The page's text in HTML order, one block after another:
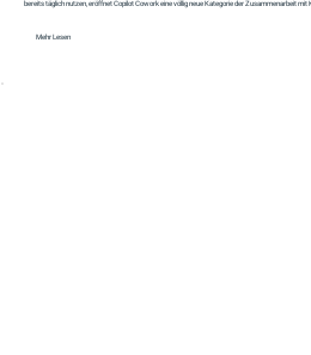
bereits täglich nutzen, eröffnet Copilot Cowork eine völlig neue Kategorie der Zusammenarbeit
Mehr Lesen